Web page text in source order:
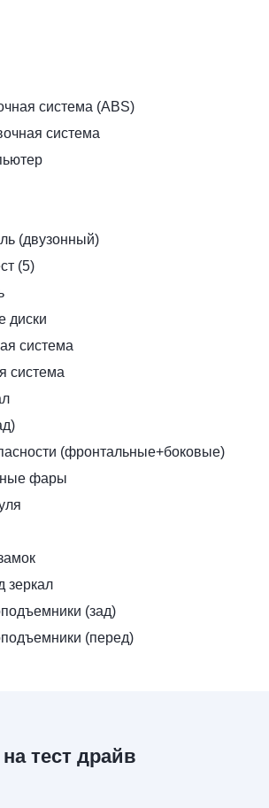
система (ABS)
система
(двузонный)
(5)
диски
система
система
(фронтальные+боковые)
фары
зеркал
(зад)
(перед)
тест драйв